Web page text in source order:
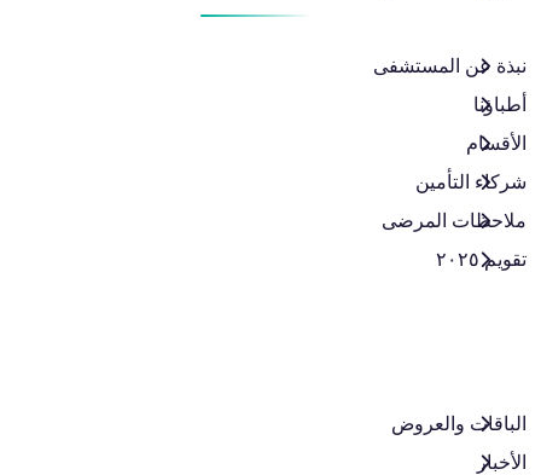
نبذة عن المستشفى
أطباؤنا
الأقسام
شركاء التأمين
ملاحظات المرضى
تقويم ٢٠٢٥
الباقات والعروض​
الأخبار